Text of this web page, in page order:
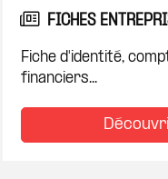
FICHES
Fiche d'identité,
financiers...